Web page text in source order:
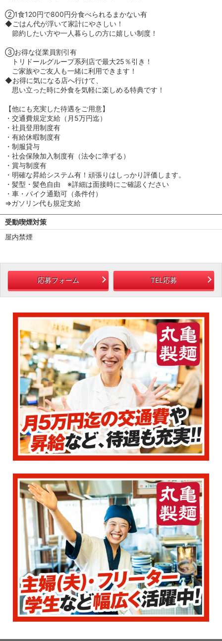
②1食120円で800円分食べられるまかない有
◆ごはん代が浮いて家計にやさしい！
節約したい方や一人暮らしの方に嬉しい制度！
③お得な従業員割引有
トリドールグループ系列店で最大25％引き！
ご家族やご友人も一緒に利用できます！
◆お得に気になる店へ行けて、
思い立った時に外食を気軽に楽しめる特典です！
【他にも充実した待遇をご用意】
・交通費規定支給（月5万円迄）
・社員登用制度有
・有給休暇制度有
・制服貸与
・社会保険加入制度有（法令に準ずる）
・賞与制度有
・明確な昇給システム有！頑張りはしっかり評価します。
・髪型・髪色自由 ※詳細は面接時にご確認ください
・車・バイク通勤可（条件付）
⇒ガソリン代も規定支給
受動喫煙対策
屋内禁煙
応募フォーム TEL応募